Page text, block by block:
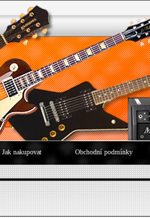
Jak nakupovat Obchodní podmínky